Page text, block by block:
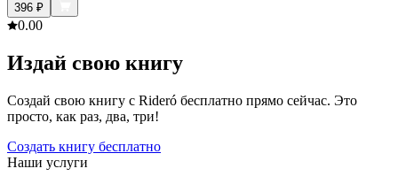
396 ₽
0.00
Издай свою книгу
Создай свою книгу с Rideró бесплатно прямо сейчас. Это
просто, как раз, два, три!
Создать книгу бесплатно
Наши услуги